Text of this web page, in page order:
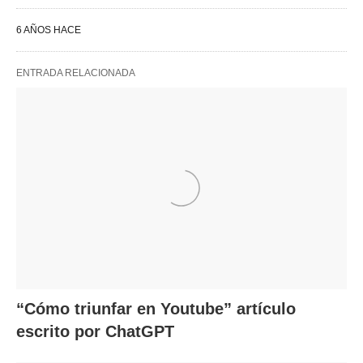
6 AÑOS HACE
ENTRADA RELACIONADA
“Cómo triunfar en Youtube” artículo
escrito por ChatGPT